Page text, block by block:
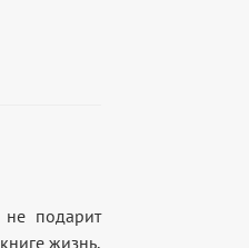
подарит
жизнь,